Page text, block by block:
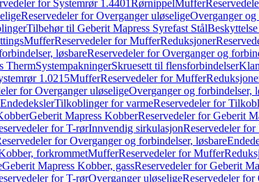
for Systemrør 1.4401RørnippelMuffer
Reservedeler for Overganger uløseligeOverganger og
Tilbehør til Geberit Mapress Syrefast Stål
MufferReservedeler for MufferReduksjoner
løsbareReservedeler for Overganger og
ThermSystempakningerSkruesett til flensforbindelser
1.0215MufferReservedeler for Muffer
for Overganger uløseligeOverganger og forbindelser,
Tilkoblinger for varmeReservedeler for
Geberit Mapress KobberReservedeler for Geberit
for T-rørInnvendig sirkulasjonReservedeler
for Overganger og forbindelser, løsbare
forkrommetMufferReservedeler for Muffer
Geberit Mapress Kobber, gassReservedeler for Geberit
for T-rørOverganger uløseligeReservedeler for